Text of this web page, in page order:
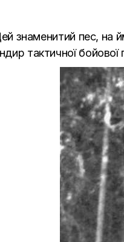
знаменитий пес, на
тактичної